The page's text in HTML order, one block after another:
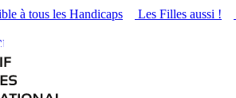
à tous les Handicaps Les Filles aussi !